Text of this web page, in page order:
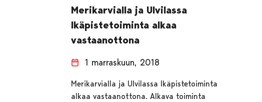
Merikarvialla ja Ulvilassa
Ikäpistetoiminta alkaa
vastaanottona
1 marraskuun, 2018
Merikarvialla ja Ulvilassa Ikäpistetoiminta
alkaa vastaanottona. Alkava toiminta